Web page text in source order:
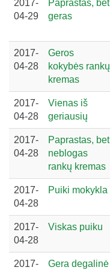
2017-
04-29
Paprastas, bet
geras
2017-
04-28
Geros
kokybės rankų
kremas
2017-
04-28
Vienas iš
geriausių
2017-
04-28
Paprastas, bet
neblogas
rankų kremas
2017-
04-28
Puiki mokykla
2017-
04-28
Viskas puiku
2017-
Gera degalinė